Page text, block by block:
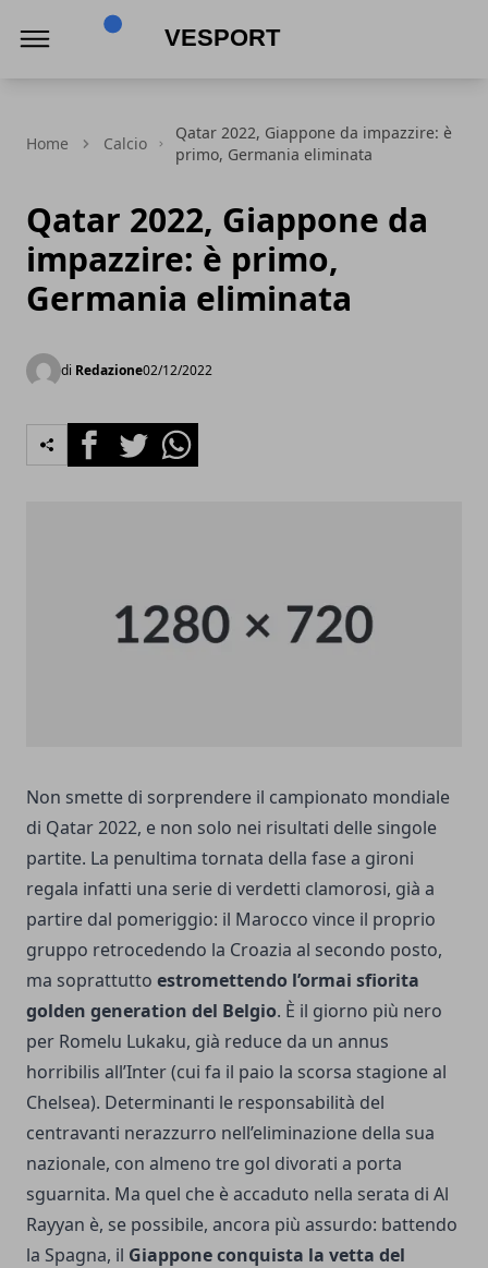
Home Calcio
Qatar 2022, Giappone da impazzire: è
primo, Germania eliminata
Qatar 2022, Giappone da
impazzire: è primo,
Germania eliminata
di Redazione02/12/2022
FacebookTwitterWhatsapp
Non smette di sorprendere il campionato mondiale
di Qatar 2022, e non solo nei risultati delle singole
partite. La penultima tornata della fase a gironi
regala infatti una serie di verdetti clamorosi, già a
partire dal pomeriggio: il Marocco vince il proprio
gruppo retrocedendo la Croazia al secondo posto,
ma soprattutto estromettendo l’ormai sfiorita
golden generation del Belgio. È il giorno più nero
per Romelu Lukaku, già reduce da un annus
horribilis all’Inter (cui fa il paio la scorsa stagione al
Chelsea). Determinanti le responsabilità del
centravanti nerazzurro nell’eliminazione della sua
nazionale, con almeno tre gol divorati a porta
sguarnita. Ma quel che è accaduto nella serata di Al
Rayyan è, se possibile, ancora più assurdo: battendo
la Spagna, il Giappone conquista la vetta del